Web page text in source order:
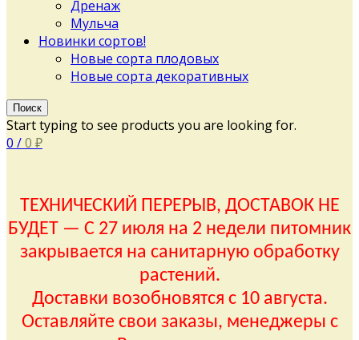
Дренаж
Мульча
Новинки сортов!
Новые сорта плодовых
Новые сорта декоративных
Поиск
Start typing to see products you are looking for.
0 /0 ₽
ТЕХНИЧЕСКИЙ ПЕРЕРЫВ, ДОСТАВОК НЕ
БУДЕТ — С 27 июля на 2 недели питомник
закрывается на санитарную обработку
растений.
Доставки возобновятся с 10 августа.
Оставляйте свои заказы, менеджеры с